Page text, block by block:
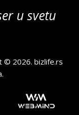
u svetu
© 2026.bizlife.rs